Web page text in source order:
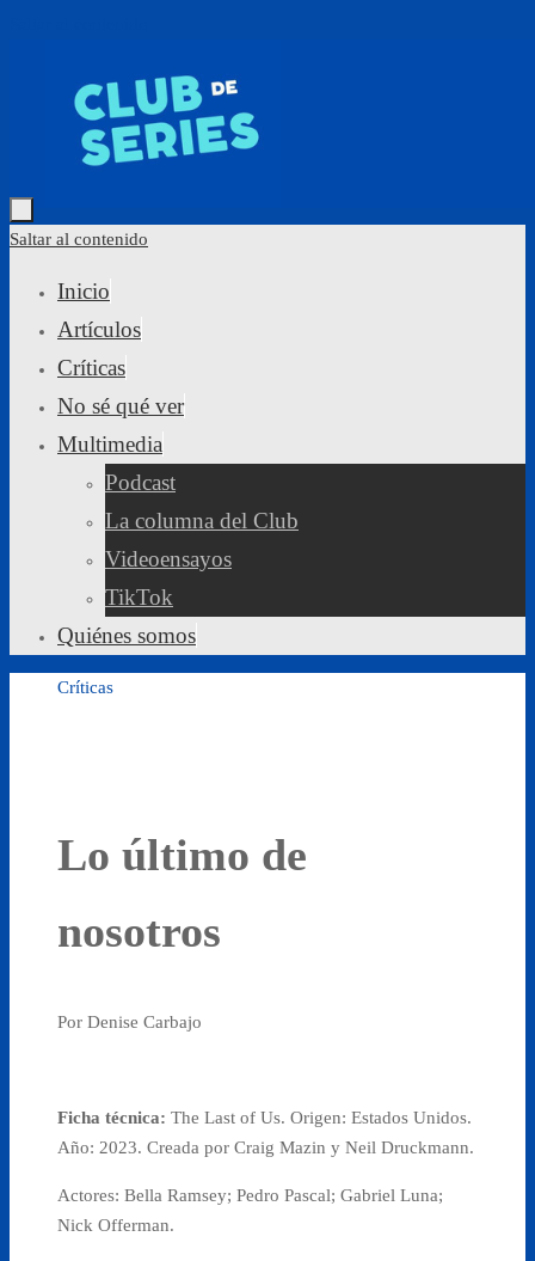
Saltar al contenido
Inicio
Artículos
Críticas
No sé qué ver
Multimedia
Podcast
La columna del Club
Videoensayos
TikTok
Quiénes somos
Críticas
Lo último de
nosotros
Por Denise Carbajo
Ficha técnica: The Last of Us. Origen: Estados Unidos.
Año: 2023. Creada por Craig Mazin y Neil Druckmann.
Actores: Bella Ramsey; Pedro Pascal; Gabriel Luna;
Nick Offerman.